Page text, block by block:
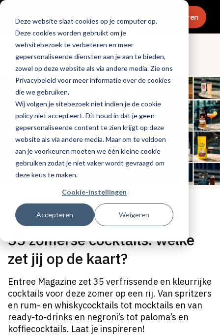
Deze website slaat cookies op je computer op.
Deze cookies worden gebruikt om je
websitebezoek te verbeteren en meer
gepersonaliseerde diensten aan je aan te bieden,
zowel op deze website als via andere media. Zie ons
Privacybeleid voor meer informatie over de cookies
die we gebruiken.
Wij volgen je sitebezoek niet indien je de cookie
policy niet accepteert. Dit houd in dat je geen
gepersonaliseerde content te zien krijgt op deze
website als via andere media. Maar om te voldoen
aan je voorkeuren moeten we één kleine cookie
gebruiken zodat je niet vaker wordt gevraagd om
deze keus te maken.
Cookie-instellingen
Accepteren Weigeren
Menu Abonneren
Dranken
Tags:cocktails
Gepubliceerd op: 3 juni 2026
35 zomerse cocktails: welke
zet jij op de kaart?
Entree Magazine zet 35 verfrissende en kleurrijke
cocktails voor deze zomer op een rij. Van spritzers
en rum- en whiskycocktails tot mocktails en van
ready-to-drinks en negroni’s tot paloma’s en
koffiecocktails. Laat je inspireren!